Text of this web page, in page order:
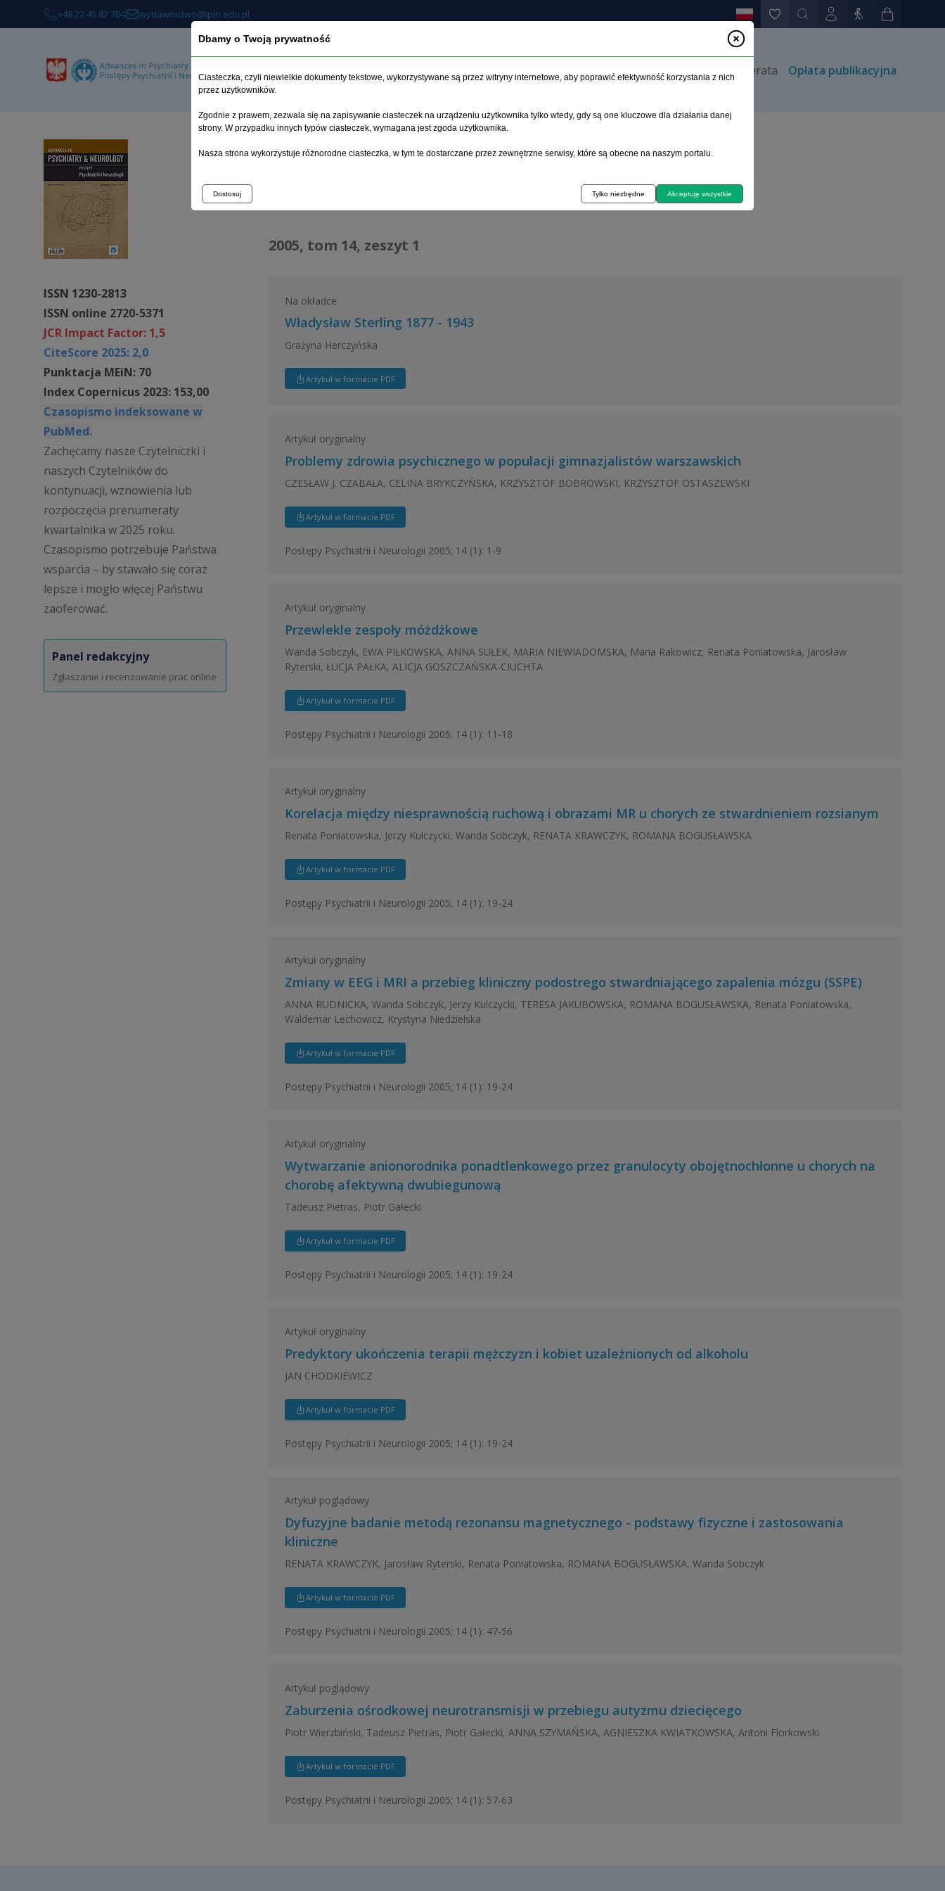
+48 22 45 82 704 wydawnictwo@ipin.edu.pl
O czasopiśmie Archiwum Etyka Instrukcja dla autorów Kontakt Prenumerata Opłata publikacyjna
ISSN 1230-2813
ISSN online 2720-5371
JCR Impact Factor: 1,5
CiteScore 2025: 2,0
Punktacja MEiN: 70
Index Copernicus 2023: 153,00
Czasopismo indeksowane w
PubMed.
Zachęcamy nasze Czytelniczki i
naszych Czytelników do
kontynuacji, wznowienia lub
rozpoczęcia prenumeraty
kwartalnika w 2025 roku.
Czasopismo potrzebuje Państwa
wsparcia – by stawało się coraz
lepsze i mogło więcej Państwu
zaoferować.
Panel redakcyjny
Zgłaszanie i recenzowanie prac online
Strona główna >Archiwum>zeszyt 1
2005, tom 14, zeszyt 1
Na okładce
Władysław Sterling 1877 - 1943
Grażyna Herczyńska
Artykuł w formacie PDF
Artykuł oryginalny
Problemy zdrowia psychicznego w populacji gimnazjalistów warszawskich
CZESŁAW J. CZABAŁA, CELINA BRYKCZYŃSKA, KRZYSZTOF BOBROWSKI, KRZYSZTOF OSTASZEWSKI
Artykuł w formacie PDF
Postępy Psychiatrii i Neurologii 2005; 14 (1): 1-9
Artykuł oryginalny
Przewlekle zespoły móżdżkowe
Wanda Sobczyk, EWA PIŁKOWSKA, ANNA SUŁEK, MARIA NIEWIADOMSKA, Maria Rakowicz, Renata Poniatowska, Jarosław
Ryterski, ŁUCJA PAŁKA, ALICJA GOSZCZAŃSKA-CIUCHTA
Artykuł w formacie PDF
Postępy Psychiatrii i Neurologii 2005; 14 (1): 11-18
Artykuł oryginalny
Korelacja między niesprawnością ruchową i obrazami MR u chorych ze stwardnieniem rozsianym
Renata Poniatowska, Jerzy Kulczycki, Wanda Sobczyk, RENATA KRAWCZYK, ROMANA BOGUSŁAWSKA
Artykuł w formacie PDF
Postępy Psychiatrii i Neurologii 2005; 14 (1): 19-24
Artykuł oryginalny
Zmiany w EEG i MRI a przebieg kliniczny podostrego stwardniającego zapalenia mózgu (SSPE)
ANNA RUDNICKA, Wanda Sobczyk, Jerzy Kulczycki, TERESA JAKUBOWSKA, ROMANA BOGUSŁAWSKA, Renata Poniatowska,
Waldemar Lechowicz, Krystyna Niedzielska
Artykuł w formacie PDF
Postępy Psychiatrii i Neurologii 2005; 14 (1): 19-24
Artykuł oryginalny
Wytwarzanie anionorodnika ponadtlenkowego przez granulocyty obojętnochłonne u chorych na
chorobę afektywną dwubiegunową
Tadeusz Pietras, Piotr Gałecki
Artykuł w formacie PDF
Postępy Psychiatrii i Neurologii 2005; 14 (1): 19-24
Artykuł oryginalny
Predyktory ukończenia terapii mężczyzn i kobiet uzależnionych od alkoholu
JAN CHODKIEWICZ
Artykuł w formacie PDF
Postępy Psychiatrii i Neurologii 2005; 14 (1): 19-24
Artykuł poglądowy
Dyfuzyjne badanie metodą rezonansu magnetycznego - podstawy fizyczne i zastosowania
kliniczne
RENATA KRAWCZYK, Jarosław Ryterski, Renata Poniatowska, ROMANA BOGUSŁAWSKA, Wanda Sobczyk
Artykuł w formacie PDF
Postępy Psychiatrii i Neurologii 2005; 14 (1): 47-56
Artykuł poglądowy
Zaburzenia ośrodkowej neurotransmisji w przebiegu autyzmu dziecięcego
Piotr Wierzbiński, Tadeusz Pietras, Piotr Gałecki, ANNA SZYMAŃSKA, AGNIESZKA KWIATKOWSKA, Antoni Florkowski
Artykuł w formacie PDF
Postępy Psychiatrii i Neurologii 2005; 14 (1): 57-63
Dbamy o Twoją prywatność
Ciasteczka, czyli niewielkie dokumenty tekstowe, wykorzystywane są przez witryny internetowe, aby poprawić efektywność korzystania z nich
przez użytkowników.
Zgodnie z prawem, zezwala się na zapisywanie ciasteczek na urządzeniu użytkownika tylko wtedy, gdy są one kluczowe dla działania danej
strony. W przypadku innych typów ciasteczek, wymagana jest zgoda użytkownika.
Nasza strona wykorzystuje różnorodne ciasteczka, w tym te dostarczane przez zewnętrzne serwisy, które są obecne na naszym portalu.
Dostosuj Tylko niezbędne Akceptuję wszystkie